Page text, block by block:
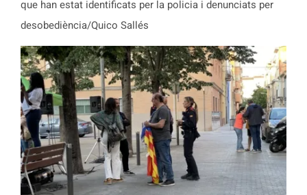
que han estat identificats per la policia i denunciats per
desobediència/Quico Sallés